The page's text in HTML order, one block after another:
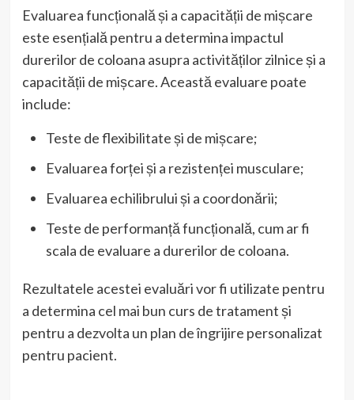
Evaluarea funcțională și a capacității de mișcare
este esențială pentru a determina impactul
durerilor de coloana asupra activităților zilnice și a
capacității de mișcare. Această evaluare poate
include:
Teste de flexibilitate și de mișcare;
Evaluarea forței și a rezistenței musculare;
Evaluarea echilibrului și a coordonării;
Teste de performanță funcțională, cum ar fi
scala de evaluare a durerilor de coloana.
Rezultatele acestei evaluări vor fi utilizate pentru
a determina cel mai bun curs de tratament și
pentru a dezvolta un plan de îngrijire personalizat
pentru pacient.